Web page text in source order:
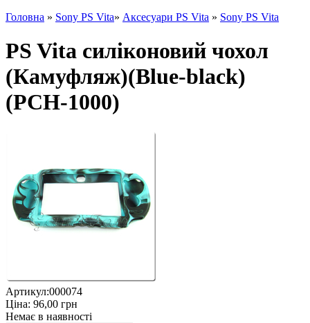
Головна » Sony PS Vita» Аксесуари PS Vita » Sony PS Vita
PS Vita силіконовий чохол
(Камуфляж)(Blue-black)
(PCH-1000)
Артикул:000074
Ціна: 96,00 грн
Немає в наявності